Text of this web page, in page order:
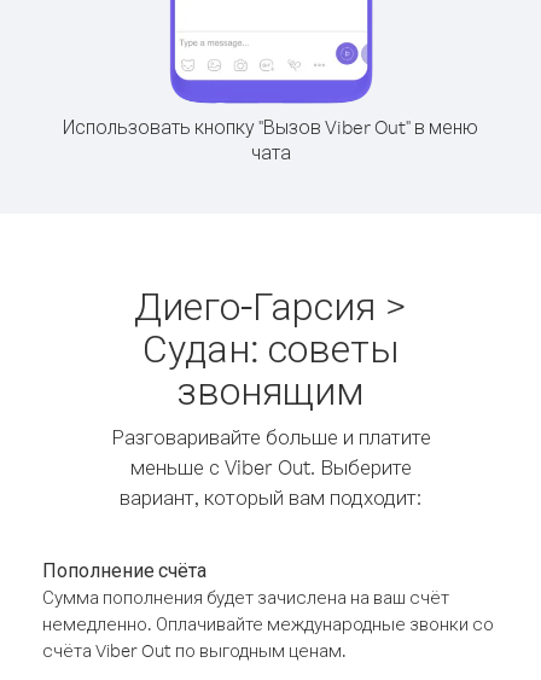
Использовать кнопку "Вызов Viber Out" в меню
чата
Диего-Гарсия >
Судан: советы
звонящим
Разговаривайте больше и платите
меньше с Viber Out. Выберите
вариант, который вам подходит:
Пополнение счёта
Сумма пополнения будет зачислена на ваш счёт
немедленно. Оплачивайте международные звонки со
счёта Viber Out по выгодным ценам.